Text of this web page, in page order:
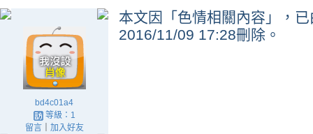
bd4c01a4
等級：1
留言｜ 加入好友
本文因「色情相關內容」，
2016/11/09 17:28刪除。